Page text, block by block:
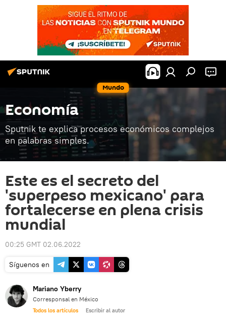
Mundo
Economía
Sputnik te explica procesos económicos complejos
en palabras simples.
Este es el secreto del
'superpeso mexicano' para
fortalecerse en plena crisis
mundial
00:25 GMT 02.06.2022
Síguenos en
Mariano Yberry
Corresponsal en México
Todos los artículos Escribir al autor